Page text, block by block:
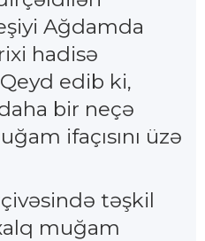
Ağdamda
hadisə
edib ki,
bir neçə
ifaçısını üzə
təşkil
muğam